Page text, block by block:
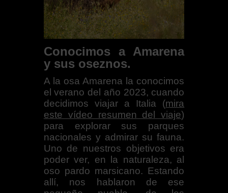
Conocimos a Amarena
y sus oseznos.
A la osa Amarena la conocimos
el verano del año 2023, cuando
decidimos viajar a Italia (mira
este vídeo resumen del viaje)
para explorar sus parques
nacionales y admirar su fauna.
Uno de nuestros objetivos era
poder ver, en la naturaleza, al
oso pardo marsicano. Estando
allí, nos hablaron de ese